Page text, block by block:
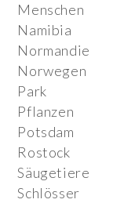
Menschen
Namibia
Normandie
Norwegen
Park
Pflanzen
Potsdam
Rostock
Säugetiere
Schlösser